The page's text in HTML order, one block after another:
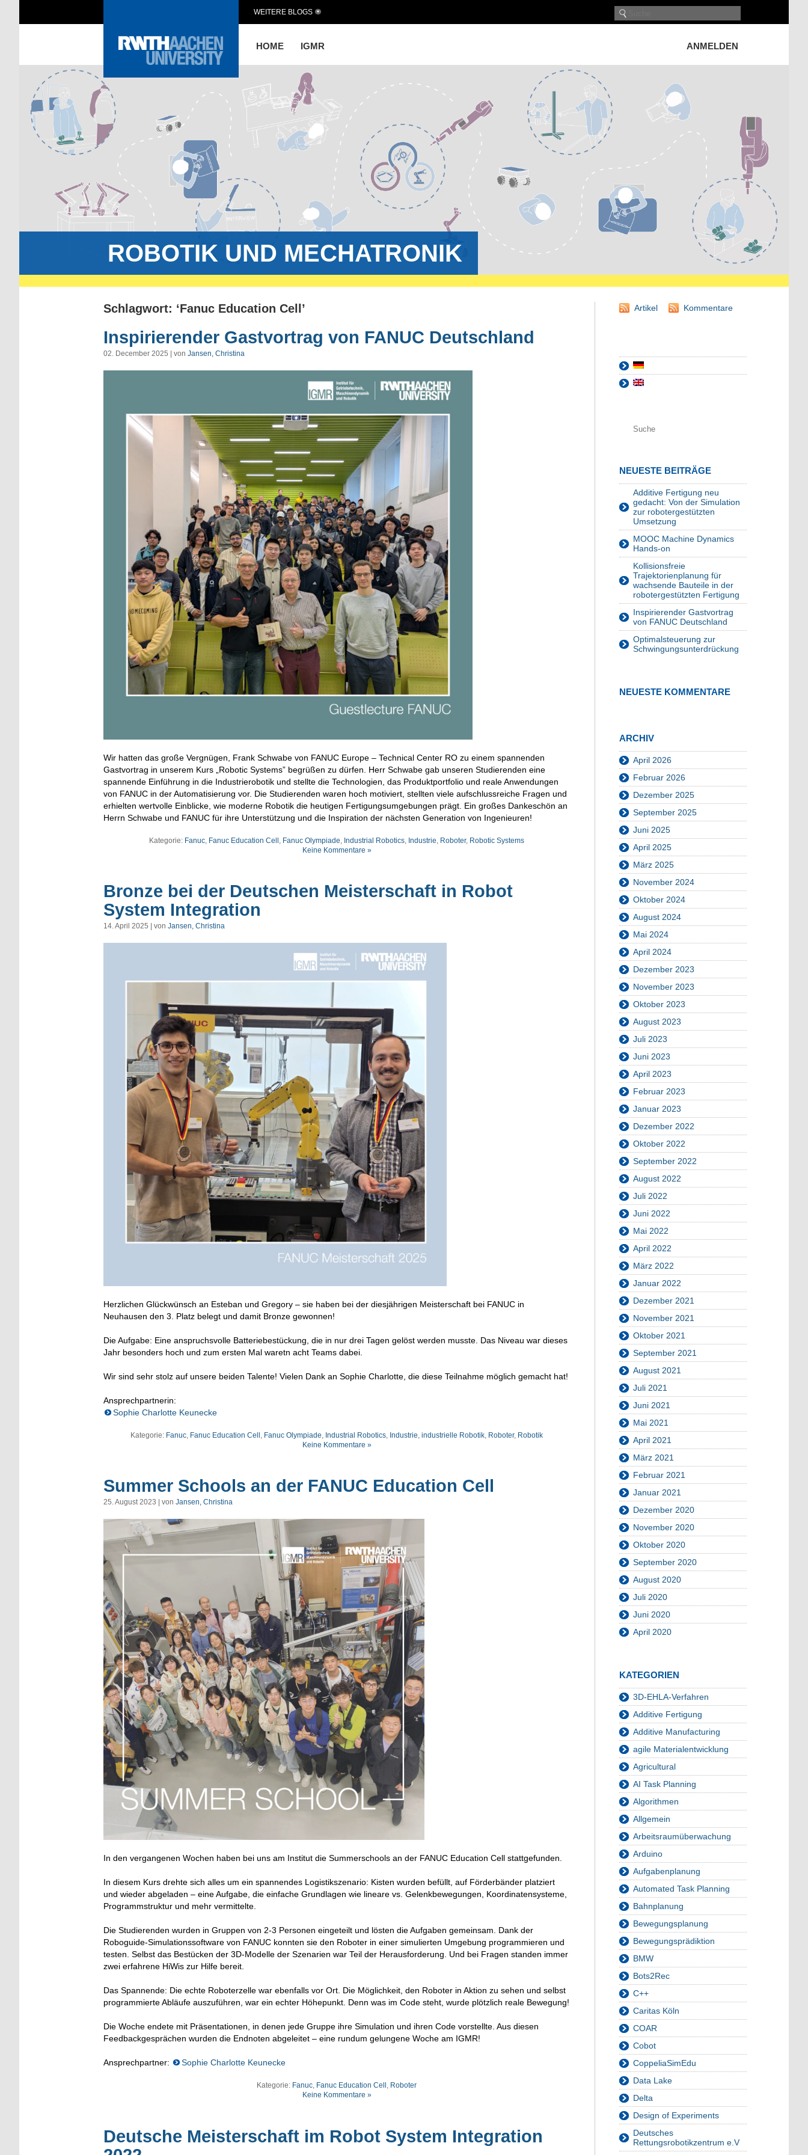
HOME IGMR ANMELDEN
WEITERE BLOGS
ROBOTIK UND MECHATRONIK
Schlagwort: ‘Fanuc Education Cell’
Inspirierender Gastvortrag von FANUC Deutschland
02. December 2025 | von Jansen, Christina
Wir hatten das große Vergnügen, Frank Schwabe von FANUC Europe – Technical Center RO zu einem spannenden
Gastvortrag in unserem Kurs „Robotic Systems” begrüßen zu dürfen. Herr Schwabe gab unseren Studierenden eine
spannende Einführung in die Industrierobotik und stellte die Technologien, das Produktportfolio und reale Anwendungen
von FANUC in der Automatisierung vor. Die Studierenden waren hoch motiviert, stellten viele aufschlussreiche Fragen und
erhielten wertvolle Einblicke, wie moderne Robotik die heutigen Fertigungsumgebungen prägt. Ein großes Dankeschön an
Herrn Schwabe und FANUC für ihre Unterstützung und die Inspiration der nächsten Generation von Ingenieuren!
Kategorie: Fanuc Fanuc Education Cell Fanuc Olympiade Industrial Robotics Industrie Roboter, Robotic Systems
Keine Kommentare »
Bronze bei der Deutschen Meisterschaft in Robot
System Integration
14. April 2025 | von Jansen, Christina
Herzlichen Glückwünsch an Esteban und Gregory – sie haben bei der diesjährigen Meisterschaft bei FANUC in
Neuhausen den 3. Platz belegt und damit Bronze gewonnen!
Die Aufgabe: Eine anspruchsvolle Batteriebestückung, die in nur drei Tagen gelöst werden musste. Das Niveau war dieses
Jahr besonders hoch und zum ersten Mal waretn acht Teams dabei.
Wir sind sehr stolz auf unsere beiden Talente! Vielen Dank an Sophie Charlotte, die diese Teilnahme möglich gemacht hat!
Ansprechpartnerin:
Sophie Charlotte Keunecke
Kategorie: Fanuc, Fanuc Education Cell, Fanuc Olympiade, Industrial Robotics, Industrie, industrielle Robotik, Roboter, Robotik
Keine Kommentare »
Summer Schools an der FANUC Education Cell
25. August 2023 | von Jansen, Christina
In den vergangenen Wochen haben bei uns am Institut die Summerschools an der FANUC Education Cell stattgefunden.
In diesem Kurs drehte sich alles um ein spannendes Logistikszenario: Kisten wurden befüllt, auf Förderbänder platziert
und wieder abgeladen – eine Aufgabe, die einfache Grundlagen wie lineare vs. Gelenkbewegungen, Koordinatensysteme,
Programmstruktur und mehr vermittelte.
Die Studierenden wurden in Gruppen von 2-3 Personen eingeteilt und lösten die Aufgaben gemeinsam. Dank der
Roboguide-Simulationssoftware von FANUC konnten sie den Roboter in einer simulierten Umgebung programmieren und
testen. Selbst das Bestücken der 3D-Modelle der Szenarien war Teil der Herausforderung. Und bei Fragen standen immer
zwei erfahrene HiWis zur Hilfe bereit.
Das Spannende: Die echte Roboterzelle war ebenfalls vor Ort. Die Möglichkeit, den Roboter in Aktion zu sehen und selbst
programmierte Abläufe auszuführen, war ein echter Höhepunkt. Denn was im Code steht, wurde plötzlich reale Bewegung!
Die Woche endete mit Präsentationen, in denen jede Gruppe ihre Simulation und ihren Code vorstellte. Aus diesen
Feedbackgesprächen wurden die Endnoten abgeleitet – eine rundum gelungene Woche am IGMR!
Ansprechpartner: Sophie Charlotte Keunecke
Kategorie: Fanuc, Fanuc Education Cell , Roboter
Keine Kommentare »
Deutsche Meisterschaft im Robot System Integration
Artikel Kommentare
NEUESTE BEITRÄGE
Additive Fertigung neu
gedacht: Von der Simulation
zur robotergestützten
Umsetzung
MOOC Machine Dynamics
Hands-on
Kollisionsfreie
Trajektorienplanung für
wachsende Bauteile in der
robotergestützten Fertigung
Inspirierender Gastvortrag
von FANUC Deutschland
Optimalsteuerung zur
Schwingungsunterdrückung
NEUESTE KOMMENTARE
ARCHIV
April 2026
Februar 2026
Dezember 2025
September 2025
Juni 2025
April 2025
März 2025
November 2024
Oktober 2024
August 2024
Mai 2024
April 2024
Dezember 2023
November 2023
Oktober 2023
August 2023
Juli 2023
Juni 2023
April 2023
Februar 2023
Januar 2023
Dezember 2022
Oktober 2022
September 2022
August 2022
Juli 2022
Juni 2022
Mai 2022
April 2022
März 2022
Januar 2022
Dezember 2021
November 2021
Oktober 2021
September 2021
August 2021
Juli 2021
Juni 2021
Mai 2021
April 2021
März 2021
Februar 2021
Januar 2021
Dezember 2020
November 2020
Oktober 2020
September 2020
August 2020
Juli 2020
Juni 2020
April 2020
KATEGORIEN
3D-EHLA-Verfahren
Additive Fertigung
Additive Manufacturing
agile Materialentwicklung
Agricultural
AI Task Planning
Algorithmen
Allgemein
Arbeitsraumüberwachung
Arduino
Aufgabenplanung
Automated Task Planning
Bahnplanung
Bewegungsplanung
Bewegungsprädiktion
BMW
Bots2Rec
C++
Caritas Köln
COAR
Cobot
CoppeliaSimEdu
Data Lake
Delta
Design of Experiments
Deutsches
Rettungsrobotikzentrum e.V